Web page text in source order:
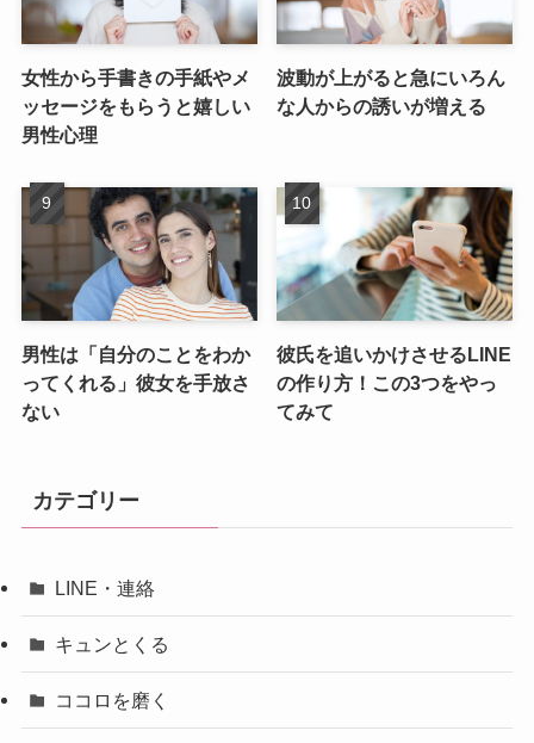
女性から手書きの手紙やメ
ッセージをもらうと嬉しい
男性心理
波動が上がると急にいろん
な人からの誘いが増える
男性は「自分のことをわか
ってくれる」彼女を手放さ
ない
彼氏を追いかけさせるLINE
の作り方！この3つをやっ
てみて
カテゴリー
LINE・連絡
キュンとくる
ココロを磨く